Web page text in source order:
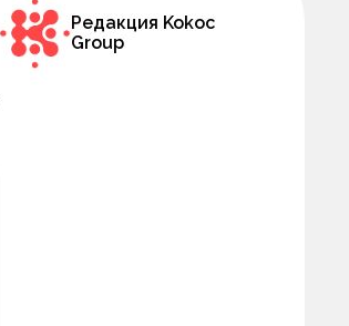
Редакция Kokoc
Group